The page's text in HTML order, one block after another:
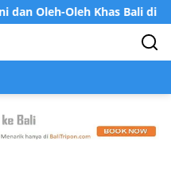
Khas Bali di Jantung Ubud